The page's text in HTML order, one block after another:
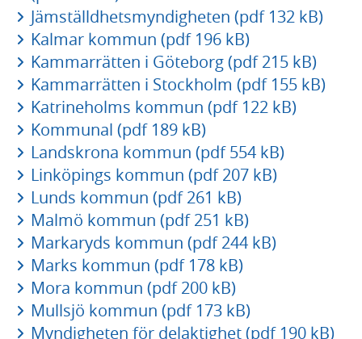
Jämställdhetsmyndigheten (pdf 132 kB)
Kalmar kommun (pdf 196 kB)
Kammarrätten i Göteborg (pdf 215 kB)
Kammarrätten i Stockholm (pdf 155 kB)
Katrineholms kommun (pdf 122 kB)
Kommunal (pdf 189 kB)
Landskrona kommun (pdf 554 kB)
Linköpings kommun (pdf 207 kB)
Lunds kommun (pdf 261 kB)
Malmö kommun (pdf 251 kB)
Markaryds kommun (pdf 244 kB)
Marks kommun (pdf 178 kB)
Mora kommun (pdf 200 kB)
Mullsjö kommun (pdf 173 kB)
Myndigheten för delaktighet (pdf 190 kB)